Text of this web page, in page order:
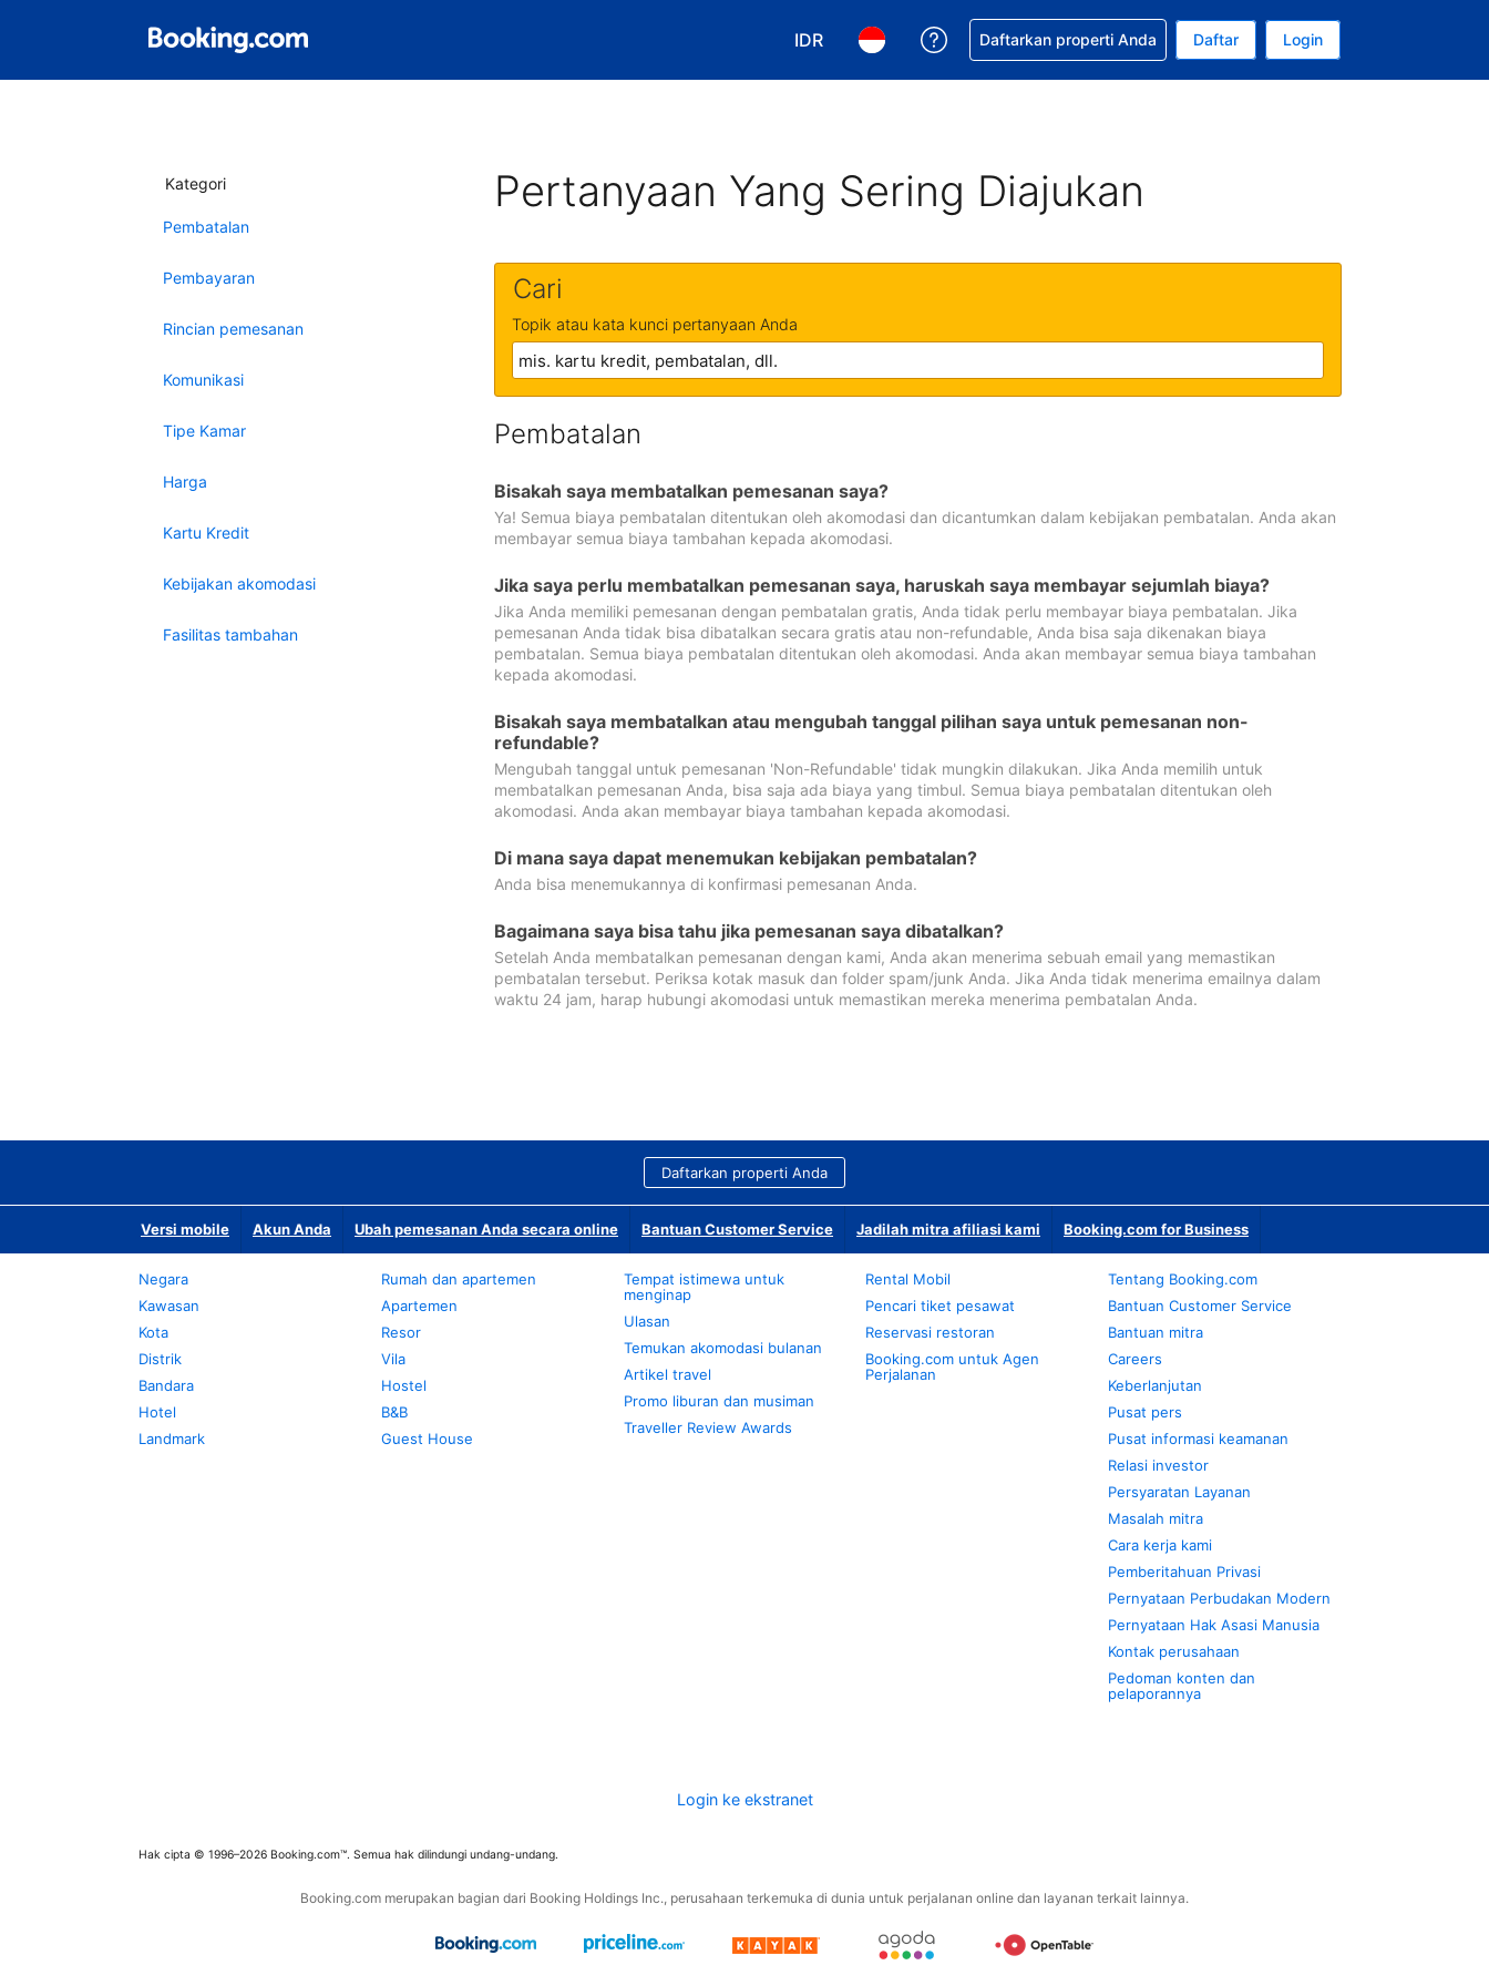
IDR
Pilih mata uang Anda. Mata uang Anda saat ini adalah Rupiah Indonesia
Pilih bahasa Anda. Bahasa Anda saat ini adalah Bahasa Indonesia
Dapatkan bantuan untuk pemesanan Anda
Daftarkan properti Anda Daftar Login
Kategori
Pembatalan
Pembayaran
Rincian pemesanan
Komunikasi
Tipe Kamar
Harga
Kartu Kredit
Kebijakan akomodasi
Fasilitas tambahan
Pertanyaan Yang Sering Diajukan
Cari
Topik atau kata kunci pertanyaan Anda
Pembatalan
Bisakah saya membatalkan pemesanan saya?
Ya! Semua biaya pembatalan ditentukan oleh akomodasi dan dicantumkan dalam kebijakan pembatalan. Anda akan
membayar semua biaya tambahan kepada akomodasi.
Jika saya perlu membatalkan pemesanan saya, haruskah saya membayar sejumlah biaya?
Jika Anda memiliki pemesanan dengan pembatalan gratis, Anda tidak perlu membayar biaya pembatalan. Jika
pemesanan Anda tidak bisa dibatalkan secara gratis atau non-refundable, Anda bisa saja dikenakan biaya
pembatalan. Semua biaya pembatalan ditentukan oleh akomodasi. Anda akan membayar semua biaya tambahan
kepada akomodasi.
Bisakah saya membatalkan atau mengubah tanggal pilihan saya untuk pemesanan non-
refundable?
Mengubah tanggal untuk pemesanan 'Non-Refundable' tidak mungkin dilakukan. Jika Anda memilih untuk
membatalkan pemesanan Anda, bisa saja ada biaya yang timbul. Semua biaya pembatalan ditentukan oleh
akomodasi. Anda akan membayar biaya tambahan kepada akomodasi.
Di mana saya dapat menemukan kebijakan pembatalan?
Anda bisa menemukannya di konfirmasi pemesanan Anda.
Bagaimana saya bisa tahu jika pemesanan saya dibatalkan?
Setelah Anda membatalkan pemesanan dengan kami, Anda akan menerima sebuah email yang memastikan
pembatalan tersebut. Periksa kotak masuk dan folder spam/junk Anda. Jika Anda tidak menerima emailnya dalam
waktu 24 jam, harap hubungi akomodasi untuk memastikan mereka menerima pembatalan Anda.
Daftarkan properti Anda
Versi mobile Akun Anda Ubah pemesanan Anda secara online Bantuan Customer Service Jadilah mitra afiliasi kami Booking.com for Business
Negara
Kawasan
Kota
Distrik
Bandara
Hotel
Landmark
Rumah dan apartemen
Apartemen
Resor
Vila
Hostel
B&B
Guest House
Tempat istimewa untuk
menginap
Ulasan
Temukan akomodasi bulanan
Artikel travel
Promo liburan dan musiman
Traveller Review Awards
Rental Mobil
Pencari tiket pesawat
Reservasi restoran
Booking.com untuk Agen
Perjalanan
Tentang Booking.com
Bantuan Customer Service
Bantuan mitra
Careers
Keberlanjutan
Pusat pers
Pusat informasi keamanan
Relasi investor
Persyaratan Layanan
Masalah mitra
Cara kerja kami
Pemberitahuan Privasi
Pernyataan Perbudakan Modern
Pernyataan Hak Asasi Manusia
Kontak perusahaan
Pedoman konten dan
pelaporannya
Login ke ekstranet
Hak cipta © 1996–2026 Booking.com™. Semua hak dilindungi undang-undang.
Booking.com merupakan bagian dari Booking Holdings Inc., perusahaan terkemuka di dunia untuk perjalanan online dan layanan terkait lainnya.